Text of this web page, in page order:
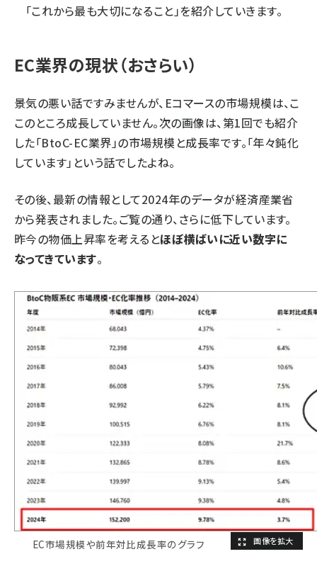
「これから最も大切になること」を紹介していきます。
EC業界の現状（おさらい）
景気の悪い話ですみませんが、Eコマースの市場規模は、こ
このところ成長していません。次の画像は、第1回でも紹介
した「BtoC-EC業界」の市場規模と成長率です。「年々鈍化
しています」という話でしたよね。
その後、最新の情報として2024年のデータが経済産業省
から発表されました。ご覧の通り、さらに低下しています。
昨今の物価上昇率を考えるとほぼ横ばいに近い数字に
なってきています。
EC市場規模や前年対比成長率のグラフ